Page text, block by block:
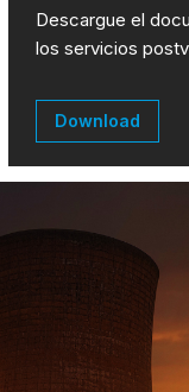
Descargue el
los servicios
Download